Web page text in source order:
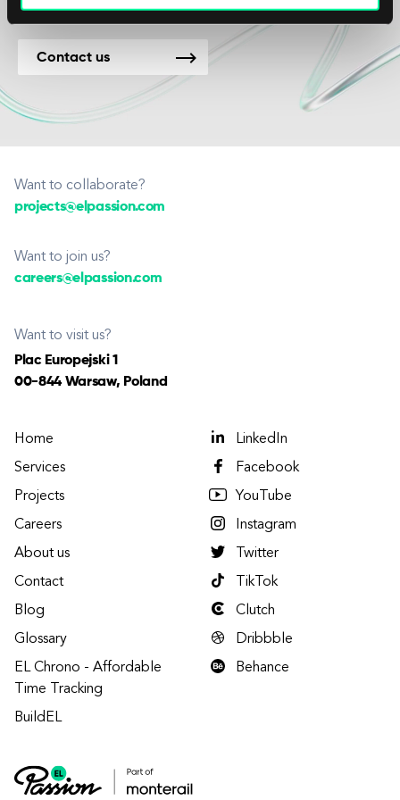
Contact us
Want to collaborate?
projects@elpassion.com
Want to join us?
careers@elpassion.com
Want to visit us?
Plac Europejski 1
00-844 Warsaw, Poland
Home
Services
Projects
Careers
About us
Contact
Blog
Glossary
EL Chrono - Affordable
Time Tracking
BuildEL
LinkedIn
Facebook
YouTube
Instagram
Twitter
TikTok
Clutch
Dribbble
Behance